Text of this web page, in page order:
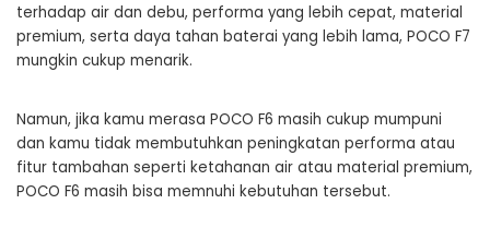
terhadap air dan debu, performa yang lebih cepat, material
premium, serta daya tahan baterai yang lebih lama, POCO F7
mungkin cukup menarik.
Namun, jika kamu merasa POCO F6 masih cukup mumpuni
dan kamu tidak membutuhkan peningkatan performa atau
fitur tambahan seperti ketahanan air atau material premium,
POCO F6 masih bisa memnuhi kebutuhan tersebut.